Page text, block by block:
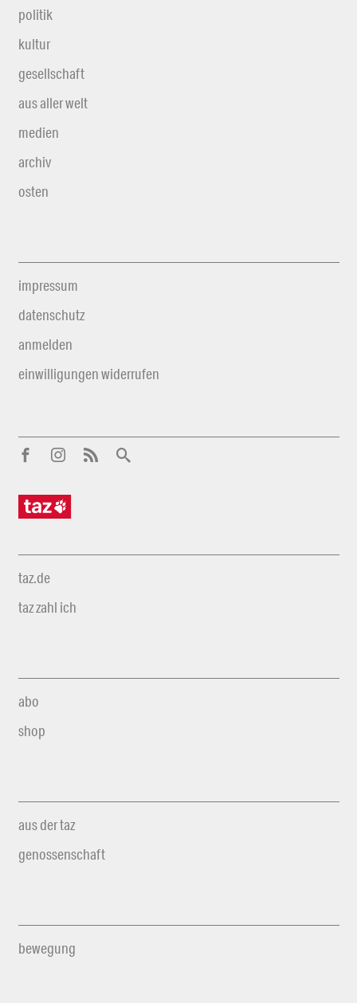
politik
kultur
gesellschaft
aus aller welt
medien
archiv
osten
impressum
datenschutz
anmelden
einwilligungen widerrufen
taz.de
taz zahl ich
abo
shop
aus der taz
genossenschaft
bewegung